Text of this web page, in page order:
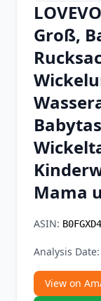
Groß,
Mama
ASIN:
Analysis Date:
View on